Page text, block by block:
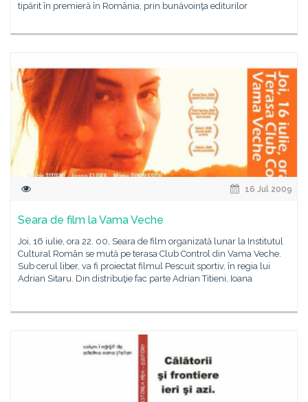
tipărit în premieră în România, prin bunăvoinţa editurilor
16 Jul 2009
Seara de film la Vama Veche
Joi, 16 iulie, ora 22. 00, Seara de film organizată lunar la Institutul
Cultural Român se mută pe terasa Club Control din Vama Veche.
Sub cerul liber, va fi proiectat filmul Pescuit sportiv, în regia lui
Adrian Sitaru. Din distribuţie fac parte Adrian Titieni, Ioana